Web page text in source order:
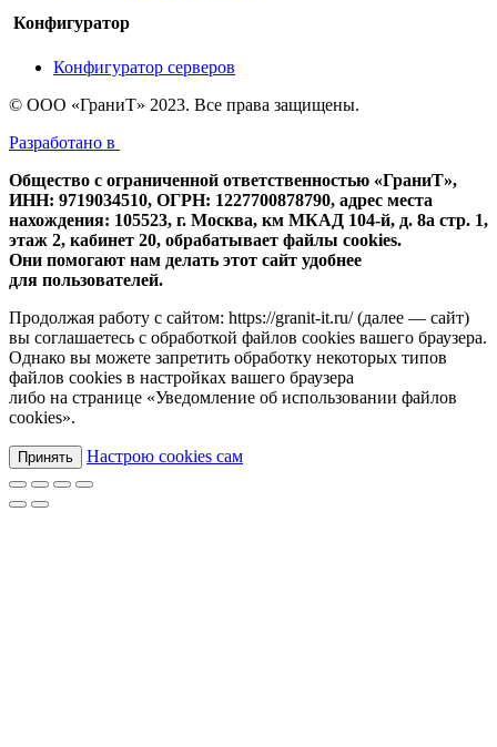
Конфигуратор
Конфигуратор серверов
© ООО «ГраниТ» 2023. Все права защищены.
Разработано в
Общество с ограниченной ответственностью «ГраниТ»,
ИНН: 9719034510, ОГРН: 1227700878790, адрес места
нахождения: 105523, г. Москва, км МКАД 104-й, д. 8а стр. 1,
этаж 2, кабинет 20, обрабатывает файлы cookies.
Они помогают нам делать этот сайт удобнее
для пользователей.
Продолжая работу с сайтом: https://granit-it.ru/ (далее — сайт)
вы соглашаетесь с обработкой файлов cookies вашего браузера.
Однако вы можете запретить обработку некоторых типов
файлов cookies в настройках вашего браузера
либо на странице «Уведомление об использовании файлов
cookies».
Принять Настрою cookies сам